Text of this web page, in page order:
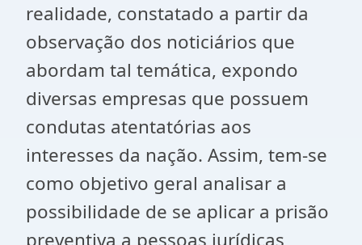
realidade, constatado a partir da
observação dos noticiários que
abordam tal temática, expondo
diversas empresas que possuem
condutas atentatórias aos
interesses da nação. Assim, tem-se
como objetivo geral analisar a
possibilidade de se aplicar a prisão
preventiva a pessoas jurídicas